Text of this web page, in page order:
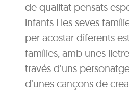
de qualitat pensats
infants i les seves
per acostar diferents
famílies, amb unes
través d’uns
d’unes cançons de